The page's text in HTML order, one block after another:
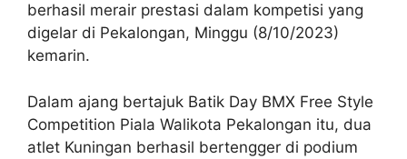
berhasil merair prestasi dalam kompetisi yang
digelar di Pekalongan, Minggu (8/10/2023)
kemarin.
Dalam ajang bertajuk Batik Day BMX Free Style
Competition Piala Walikota Pekalongan itu, dua
atlet Kuningan berhasil bertengger di podium